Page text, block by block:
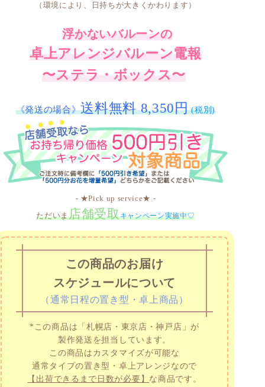
（環境により、日持ちが大きくかわります）
浮かないバルーンの
卓上アレンジバルーン電報
〜ステラ・ボックス〜
《発送の場合》送料無料 8,350円(税別)
- ★Pick up service★ -
ただいま店舗受取キャンペーン実施中♡
この商品のお届け
スケジュールについて
（通常日程の置き型・卓上商品）
*この商品は「札幌店・東京店・神戸店」が
製作発送を担当しています。
この商品はカスタマイズが可能な
通常タイプの置き型・卓上アレンジなので
【出荷できるまで日数が必要】 な商品です。